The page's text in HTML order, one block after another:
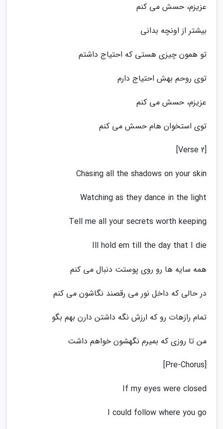
عزیزم، حسش می کنم
بیشتر از اونچه بدانی
تو همون چیزی هستی که احتیاج داشتم
توی روحم بهش احتیاج دارم
عزیزم، حسش می کنم
توی استخوان هام حسش می کنم
[Verse 2]
Chasing all the shadows on your skin
Watching as they dance in the light
Tell me all your secrets worth keeping
Ill hold em till thе day that I die
همه سایه ها رو روی پوستت دنبال می کنم
در حالی که داخل نور می رقصند نگاشون می کنم
تمام رازهات رو که ارزش نگه داشتن دارن بهم بگو
من تا روزی که بمیرم نگهشون خواهم داشت
[Pre-Chorus]
If my eyes wеre closed
I could follow where you go